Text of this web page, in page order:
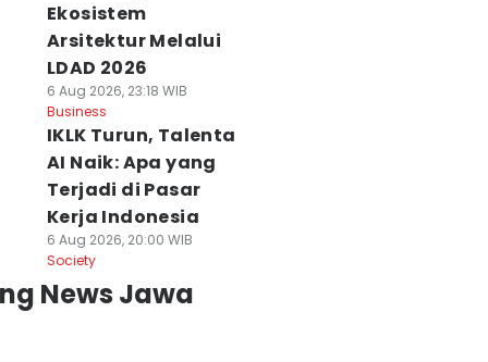
Ekosistem
Arsitektur Melalui
LDAD 2026
6 Aug 2026, 23:18 WIB
Business
IKLK Turun, Talenta
AI Naik: Apa yang
Terjadi di Pasar
Kerja Indonesia
6 Aug 2026, 20:00 WIB
Society
News Jawa